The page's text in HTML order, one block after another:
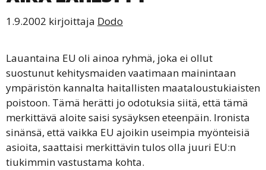
1.9.2002 kirjoittaja Dodo
Lauantaina EU oli ainoa ryhmä, joka ei ollut
suostunut kehitysmaiden vaatimaan mainintaan
ympäristön kannalta haitallisten maataloustukiaisten
poistoon. Tämä herätti jo odotuksia siitä, että tämä
merkittävä aloite saisi sysäyksen eteenpäin. Ironista
sinänsä, että vaikka EU ajoikin useimpia myönteisiä
asioita, saattaisi merkittävin tulos olla juuri EU:n
tiukimmin vastustama kohta.